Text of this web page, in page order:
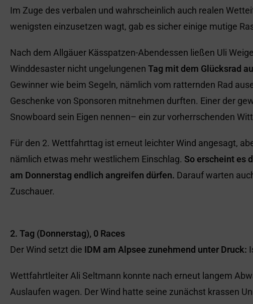
Im Zuge des verbalen und wahrscheinlich auch realen
wenigsten einzusetzen wagt, gab es sicher einige mutige
Nach dem Allgäuer Kässpatzen-Abendessen ließen Uli
Winddesaster nicht ungelungenen Tag mit dem Glücksrad
Gewinner wie beim Segeln, nämlich vom ratternden Rad
Geschenke von Sponsoren mitnehmen durften. Einer der
Snowboard sein Eigen nennen– ein zur vorherrschenden
Für den 2. Wettfahrttag ist erneut leichter Wind angesagt,
nämlich etwas mehr westlichem Einschlag. So erscheint es
am Donnerstag endlich angreifen dürfen. Darauf warten
Zuschauer.
2. Tag (Donnerstag), 0 Races
Der Wind setzt die IDM am Alpsee zunehmend unter Druck:
Wettfahrtleiter Ali Seltmann konnte nach erneut langem
Auslaufen wagen. Der Wind hatte seine zunächst krassen